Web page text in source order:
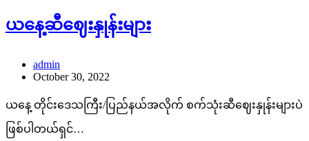
ယနေ့ဆီဈေးနှုန်းများ
admin
October 30, 2022
ယနေ့ တိုင်းဒေသကြီး/ပြည်နယ်အလိုက် စက်သုံးဆီဈေးနှုန်းများပဲ
ဖြစ်ပါတယ်ရှင်…